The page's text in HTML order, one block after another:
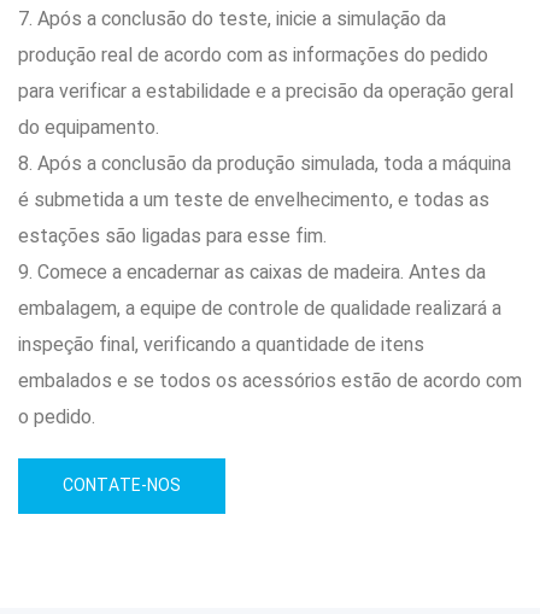
7. Após a conclusão do teste, inicie a simulação da
produção real de acordo com as informações do pedido
para verificar a estabilidade e a precisão da operação geral
do equipamento.
8. Após a conclusão da produção simulada, toda a máquina
é submetida a um teste de envelhecimento, e todas as
estações são ligadas para esse fim.
9. Comece a encadernar as caixas de madeira. Antes da
embalagem, a equipe de controle de qualidade realizará a
inspeção final, verificando a quantidade de itens
embalados e se todos os acessórios estão de acordo com
o pedido.
CONTATE-NOS